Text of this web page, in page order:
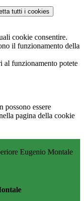
tutti i cookies
cookie consentire.
il funzionamento della
al funzionamento potete
possono essere
pagina della cookie
Eugenio Montale